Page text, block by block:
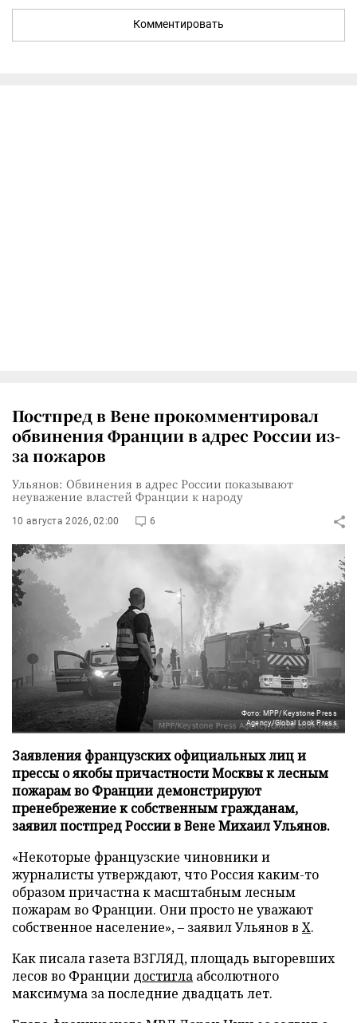
Комментировать
Постпред в Вене прокомментировал
обвинения Франции в адрес России из-
за пожаров
Ульянов: Обвинения в адрес России показывают
неуважение властей Франции к народу
10 августа 2026, 02:00 6
Фото: MPP/Keystone Press
Agency/Global Look Press
Заявления французских официальных лиц и
прессы о якобы причастности Москвы к лесным
пожарам во Франции демонстрируют
пренебрежение к собственным гражданам,
заявил постпред России в Вене Михаил Ульянов.
«Некоторые французские чиновники и
журналисты утверждают, что Россия каким-то
образом причастна к масштабным лесным
пожарам во Франции. Они просто не уважают
собственное население», – заявил Ульянов в X.
Как писала газета ВЗГЛЯД, площадь выгоревших
лесов во Франции достигла абсолютного
максимума за последние двадцать лет.